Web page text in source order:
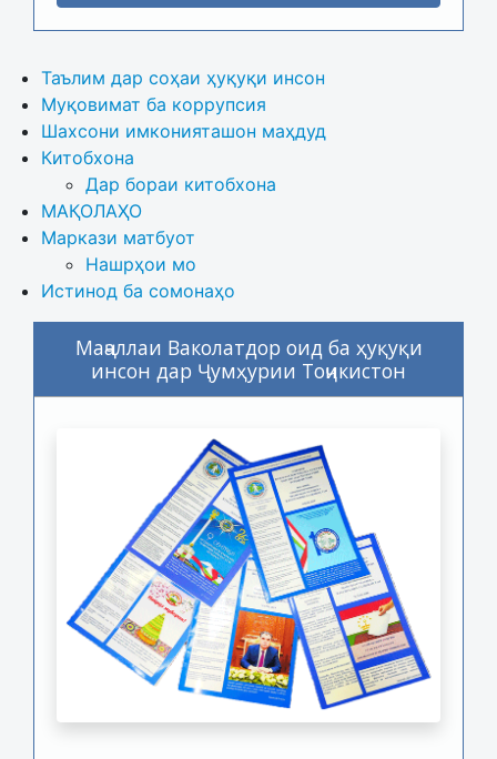
Таълим дар соҳаи ҳуқуқи инсон
Муқовимат ба коррупсия
Шахсони имконияташон маҳдуд
Китобхона
Дар бораи китобхона
МАҚОЛАҲО
Маркази матбуот
Нашрҳои мо
Истинод ба сомонаҳо
Маҷаллаи Ваколатдор оид ба ҳуқуқи
инсон дар Ҷумҳурии Тоҷикистон